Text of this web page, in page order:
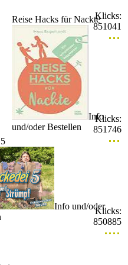
Klicks:
851041
Klicks:
851746
Klicks:
850885
Reise Hacks für Nackte
Info
und/oder Bestellen
Info und/oder